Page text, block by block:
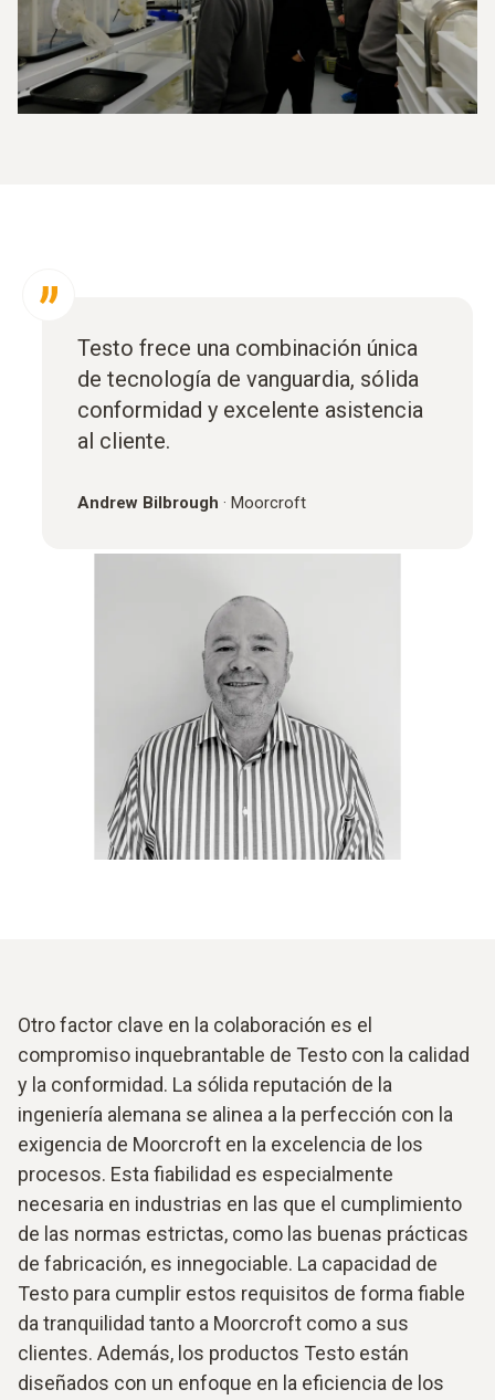
Testo frece una combinación única
de tecnología de vanguardia, sólida
conformidad y excelente asistencia
al cliente.
Andrew Bilbrough · Moorcroft
Otro factor clave en la colaboración es el
compromiso inquebrantable de Testo con la calidad
y la conformidad. La sólida reputación de la
ingeniería alemana se alinea a la perfección con la
exigencia de Moorcroft en la excelencia de los
procesos. Esta fiabilidad es especialmente
necesaria en industrias en las que el cumplimiento
de las normas estrictas, como las buenas prácticas
de fabricación, es innegociable. La capacidad de
Testo para cumplir estos requisitos de forma fiable
da tranquilidad tanto a Moorcroft como a sus
clientes. Además, los productos Testo están
diseñados con un enfoque en la eficiencia de los